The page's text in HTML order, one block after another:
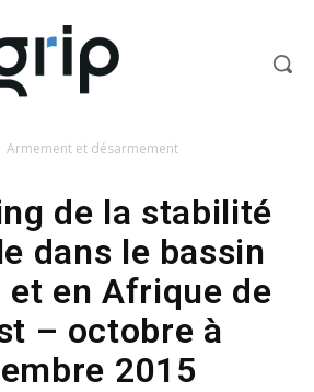
Armement et désarmement
de la stabilité
dans le bassin
et en Afrique de
– octobre à
2015